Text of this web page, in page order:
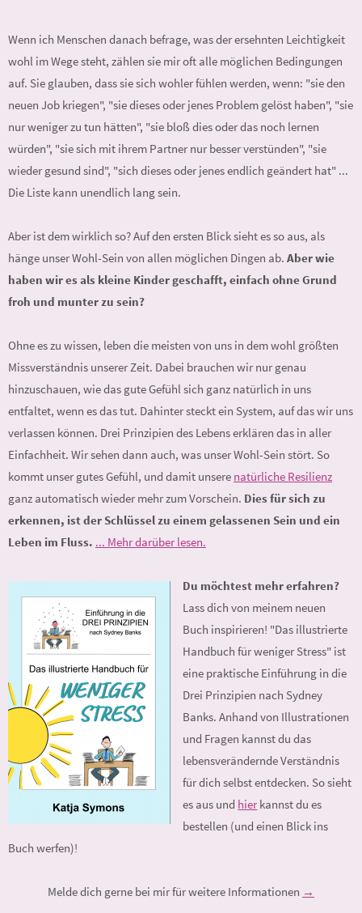
Wenn ich Menschen danach befrage, was der ersehnten Leichtigkeit
wohl im Wege steht, zählen sie mir oft alle möglichen Bedingungen
auf. Sie glauben, dass sie sich wohler fühlen werden, wenn: "sie den
neuen Job kriegen", "sie dieses oder jenes Problem gelöst haben", "sie
nur weniger zu tun hätten", "sie bloß dies oder das noch lernen
würden", "sie sich mit ihrem Partner nur besser verstünden", "sie
wieder gesund sind", "sich dieses oder jenes endlich geändert hat" ...
Die Liste kann unendlich lang sein.
Aber ist dem wirklich so? Auf den ersten Blick sieht es so aus, als
hänge unser Wohl-Sein von allen möglichen Dingen ab. Aber wie
haben wir es als kleine Kinder geschafft, einfach ohne Grund
froh und munter zu sein?
Ohne es zu wissen, leben die meisten von uns in dem wohl größten
Missverständnis unserer Zeit. Dabei brauchen wir nur genau
hinzuschauen, wie das gute Gefühl sich ganz natürlich in uns
entfaltet, wenn es das tut. Dahinter steckt ein System, auf das wir uns
verlassen können. Drei Prinzipien des Lebens erklären das in aller
Einfachheit. Wir sehen dann auch, was unser Wohl-Sein stört. So
kommt unser gutes Gefühl, und damit unsere natürliche Resilienz
ganz automatisch wieder mehr zum Vorschein. Dies für sich zu
erkennen, ist der Schlüssel zu einem gelassenen Sein und ein
Leben im Fluss. ... Mehr darüber lesen.
Du möchtest mehr erfahren?
Lass dich von meinem neuen
Buch inspirieren! "Das illustrierte
Handbuch für weniger Stress" ist
eine praktische Einführung in die
Drei Prinzipien nach Sydney
Banks. Anhand von Illustrationen
und Fragen kannst du das
lebensverändernde Verständnis
für dich selbst entdecken. So sieht
es aus und hier kannst du es
bestellen (und einen Blick ins
Buch werfen)!
Melde dich gerne bei mir für weitere Informationen →